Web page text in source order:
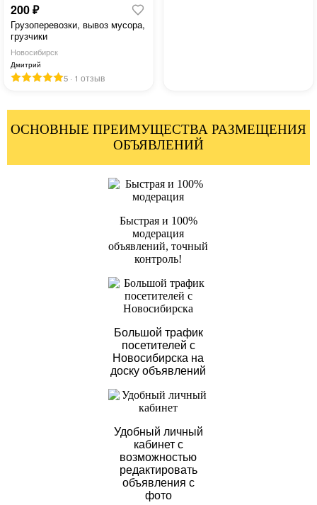
ПОДРОБНЕЕ
БОЛЬШОЙ ТРАФИК
БЫСТРАЯ
ВСЕ ОБЪЯВЛЕНИЯ
200 ₽
Грузоперевозки, вывоз мусора,
грузчики
Новосибирск
Дмитрий
5 · 1 отзыв
ОСНОВНЫЕ ПРЕИМУЩЕСТВА РАЗМЕЩЕНИЯ
ОБЪЯВЛЕНИЙ
Быстрая и 100%
модерация
объявлений, точный
контроль!
Большой трафик
посетителей с
Новосибирска на
доску объявлений
Удобный личный
кабинет с
возможностью
редактировать
объявления с
фото